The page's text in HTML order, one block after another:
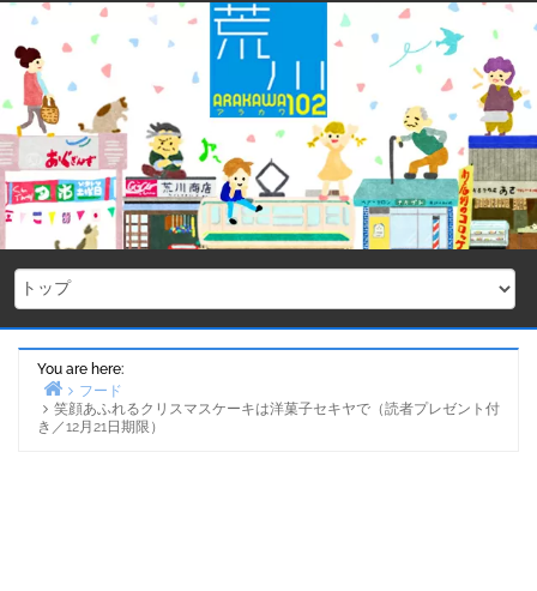
Skip
content
You are here:
Home
フード
笑顔あふれるクリスマスケーキは洋菓子セキヤで（読者プレゼント付
き／12月21日期限）